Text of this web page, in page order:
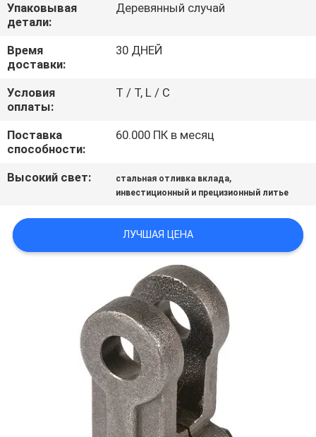
СВЯЖИТЕСЬ
С
НАМИ
НОВОСТИ
ЦИТАТУ
КАРТА
САЙТА
ПОЛИТИКА
КОНФИДЕНЦИАЛЬНОСТИ
Упаковывая
детали:
Деревянный случай
Время
доставки:
30 ДНЕЙ
Условия
оплаты:
T / T, L / C
Поставка
способности:
60.000 ПК в месяц
Высокий свет: стальная отливка вклада,
инвестиционный и прецизионный литье
ЛУЧШАЯ ЦЕНА